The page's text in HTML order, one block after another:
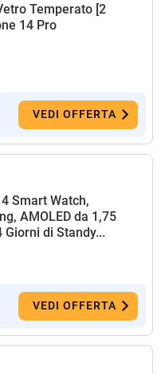
Temperato [2
14 Pro
VEDI OFFERTA
Smart Watch,
AMOLED da 1,75
Giorni di Standy...
VEDI OFFERTA